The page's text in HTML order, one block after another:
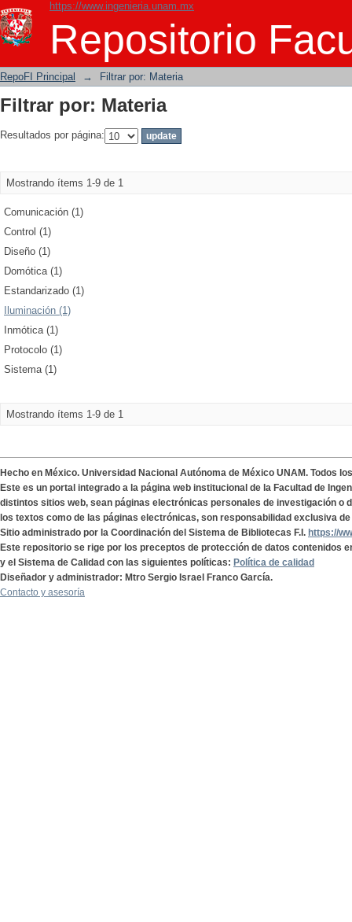
https://www.ingenieria.unam.mx
Repositorio
Filtrar por: Materia
RepoFI Principal → Filtrar por: Materia
Filtrar por: Materia
Resultados por página:
Mostrando ítems 1-9 de 1
Comunicación (1)
Control (1)
Diseño (1)
Domótica (1)
Estandarizado (1)
Iluminación (1)
Inmótica (1)
Protocolo (1)
Sistema (1)
Mostrando ítems 1-9 de 1
Hecho en México. Universidad Nacional Autónoma de México UNAM. Todos
Este es un portal integrado a la página web institucional de la Facultad de
distintos sitios web, sean páginas electrónicas personales de investigación o
los textos como de las páginas electrónicas, son responsabilidad exclusiva
Sitio administrado por la Coordinación del Sistema de Bibliotecas F.I. https://
Este repositorio se rige por los preceptos de protección de datos contenidos
y el Sistema de Calidad con las siguientes políticas: Política de calidad
Diseñador y administrador: Mtro Sergio Israel Franco García.
Contacto y asesoría